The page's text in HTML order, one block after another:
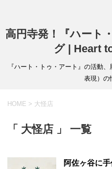
高円寺発！『ハート
グ | Heart
『ハート・トゥ・アート』の活動
表現）の
HOME > 大怪店
「 大怪店 」 一覧
阿佐ヶ谷に